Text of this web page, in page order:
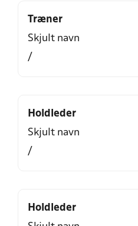
Træner
Skjult navn
/
Holdleder
Skjult navn
/
Holdleder